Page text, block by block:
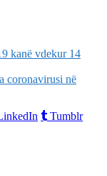
kanë vdekur 14
coronavirusi në
Tumblr